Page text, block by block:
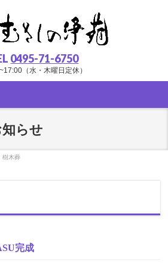
0495-71-6750
（水・木曜日定休）
らせ
樹木葬
完成